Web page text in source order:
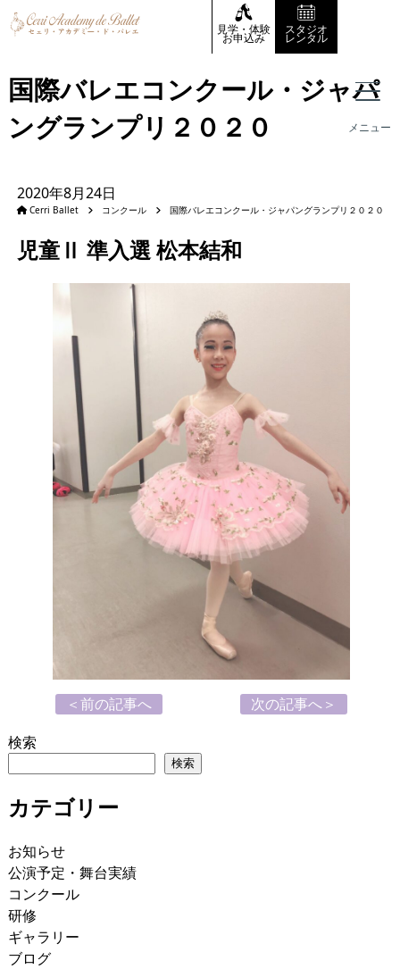
見学・体験
お申込み
スタジオ
レンタル
メニュー
国際バレエコンクール・ジャパ
ングランプリ２０２０
2020年8月24日
Cerri Ballet コンクール 国際バレエコンクール・ジャパングランプリ２０２０
児童Ⅱ 準入選 松本結和
＜前の記事へ
次の記事へ＞
検索
検索
カテゴリー
お知らせ
公演予定・舞台実績
コンクール
研修
ギャラリー
ブログ